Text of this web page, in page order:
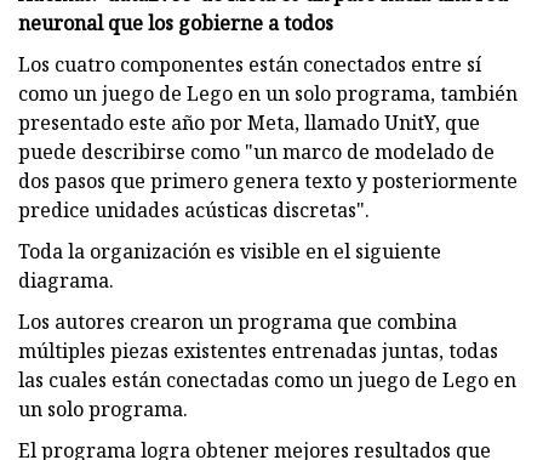
neuronal que los gobierne a todos
Los cuatro componentes están conectados entre sí
como un juego de Lego en un solo programa, también
presentado este año por Meta, llamado UnitY, que
puede describirse como "un marco de modelado de
dos pasos que primero genera texto y posteriormente
predice unidades acústicas discretas".
Toda la organización es visible en el siguiente
diagrama.
Los autores crearon un programa que combina
múltiples piezas existentes entrenadas juntas, todas
las cuales están conectadas como un juego de Lego en
un solo programa.
El programa logra obtener mejores resultados que